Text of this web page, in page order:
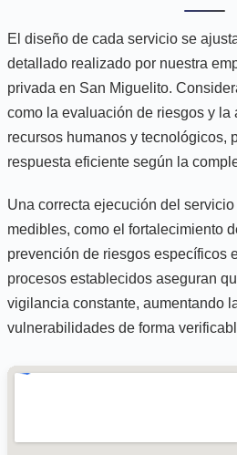
El diseño de cada servicio se
detallado realizado por nuestra
privada en San Miguelito.
como la evaluación de riesgos y la
recursos humanos y tecnológicos,
respuesta eficiente según la
Una correcta ejecución del
medibles, como el fortalecimiento
prevención de riesgos específicos
procesos establecidos aseguran
vigilancia constante, aumentando
vulnerabilidades de forma